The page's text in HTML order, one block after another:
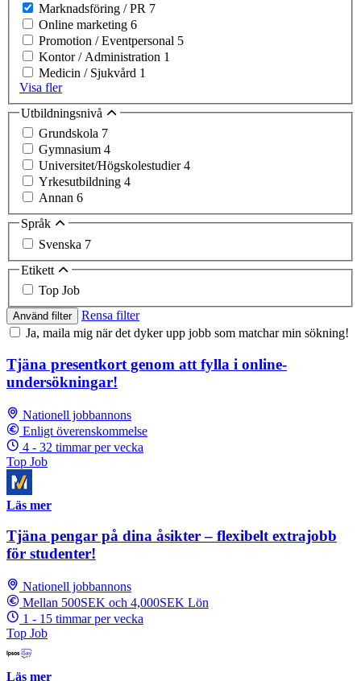
Marknadsföring / PR 7
Online marketing 6
Promotion / Eventpersonal 5
Kontor / Administration 1
Medicin / Sjukvård 1
Visa fler
Utbildningsnivå
Grundskola 7
Gymnasium 4
Universitet/Högskolestudier4
Yrkesutbildning 4
Annan 6
Språk
Svenska 7
Etikett
Top Job
Använd filter
Rensa filter
Ja, maila mig när det dyker upp jobb som matchar min sökning!
Tjäna presentkort genom att fylla i online-
undersökningar!
Nationell jobbannons
Enligt överenskommelse
4 - 32 timmar per vecka
Top Job
Läs mer
Tjäna pengar på dina åsikter – flexibelt extrajobb
för studenter!
Nationell jobbannons
Mellan 500SEK och 4,000SEK Lön
1 - 15 timmar per vecka
Top Job
Läs mer